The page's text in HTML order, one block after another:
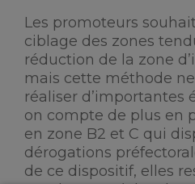
Les promoteurs
ciblage des zones
réduction de la zone
mais cette méthode
réaliser d’importantes
on compte de plus en
en zone B2 et C qui
dérogations
de ce dispositif, elles